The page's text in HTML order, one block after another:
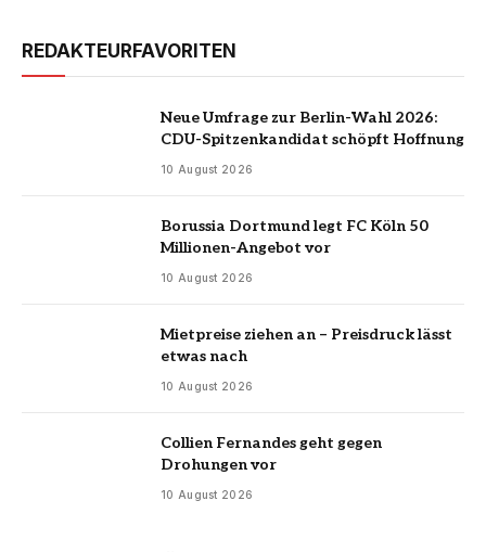
REDAKTEURFAVORITEN
Neue Umfrage zur Berlin-Wahl 2026:
CDU-Spitzenkandidat schöpft Hoffnung
10 August 2026
Borussia Dortmund legt FC Köln 50
Millionen-Angebot vor
10 August 2026
Mietpreise ziehen an – Preisdruck lässt
etwas nach
10 August 2026
Collien Fernandes geht gegen
Drohungen vor
10 August 2026